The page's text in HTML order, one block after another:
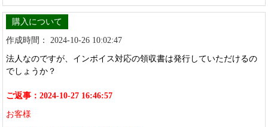
購入について
作成時間： 2024-10-26 10:02:47
法人なのですが、インボイス対応の領収書は発行していただけるの
でしょうか？
ご返事：2024-10-27 16:46:57
お客様